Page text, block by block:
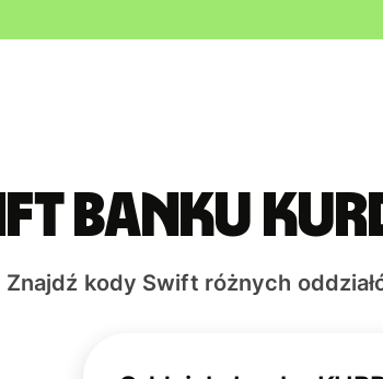
banku
Znajdź kody Swift różnych